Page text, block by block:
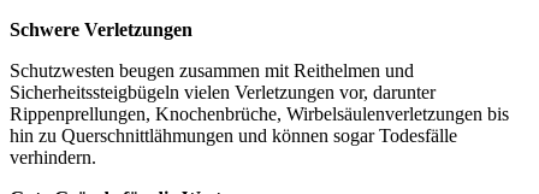
Schwere Verletzungen
Schutzwesten beugen zusammen mit Reithelmen und
Sicherheitssteigbügeln vielen Verletzungen vor, darunter
Rippenprellungen, Knochenbrüche, Wirbelsäulenverletzungen bis
hin zu Querschnittlähmungen und können sogar Todesfälle
verhindern.